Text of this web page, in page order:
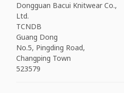
Dongguan Bacui Knitwear Co.,
Ltd.
TCNDB
Guang Dong
No.5, Pingding Road,
Changping Town
523579